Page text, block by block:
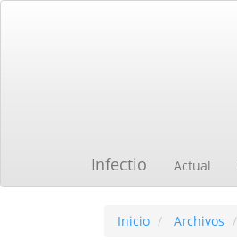
Infectio Actual
Inicio Archivos